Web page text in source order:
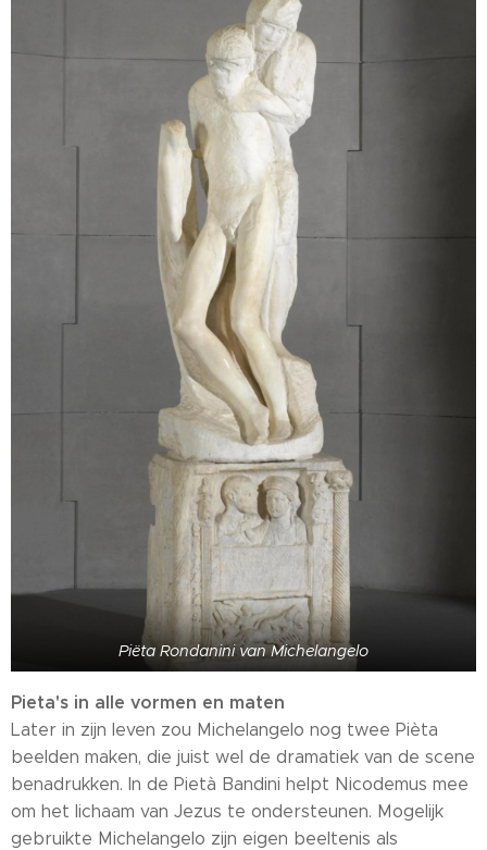
Piëta Rondanini van Michelangelo
Pieta's in alle vormen en maten
Later in zijn leven zou Michelangelo nog twee Pièta
beelden maken, die juist wel de dramatiek van de scene
benadrukken. In de Pietà Bandini helpt Nicodemus mee
om het lichaam van Jezus te ondersteunen. Mogelijk
gebruikte Michelangelo zijn eigen beeltenis als